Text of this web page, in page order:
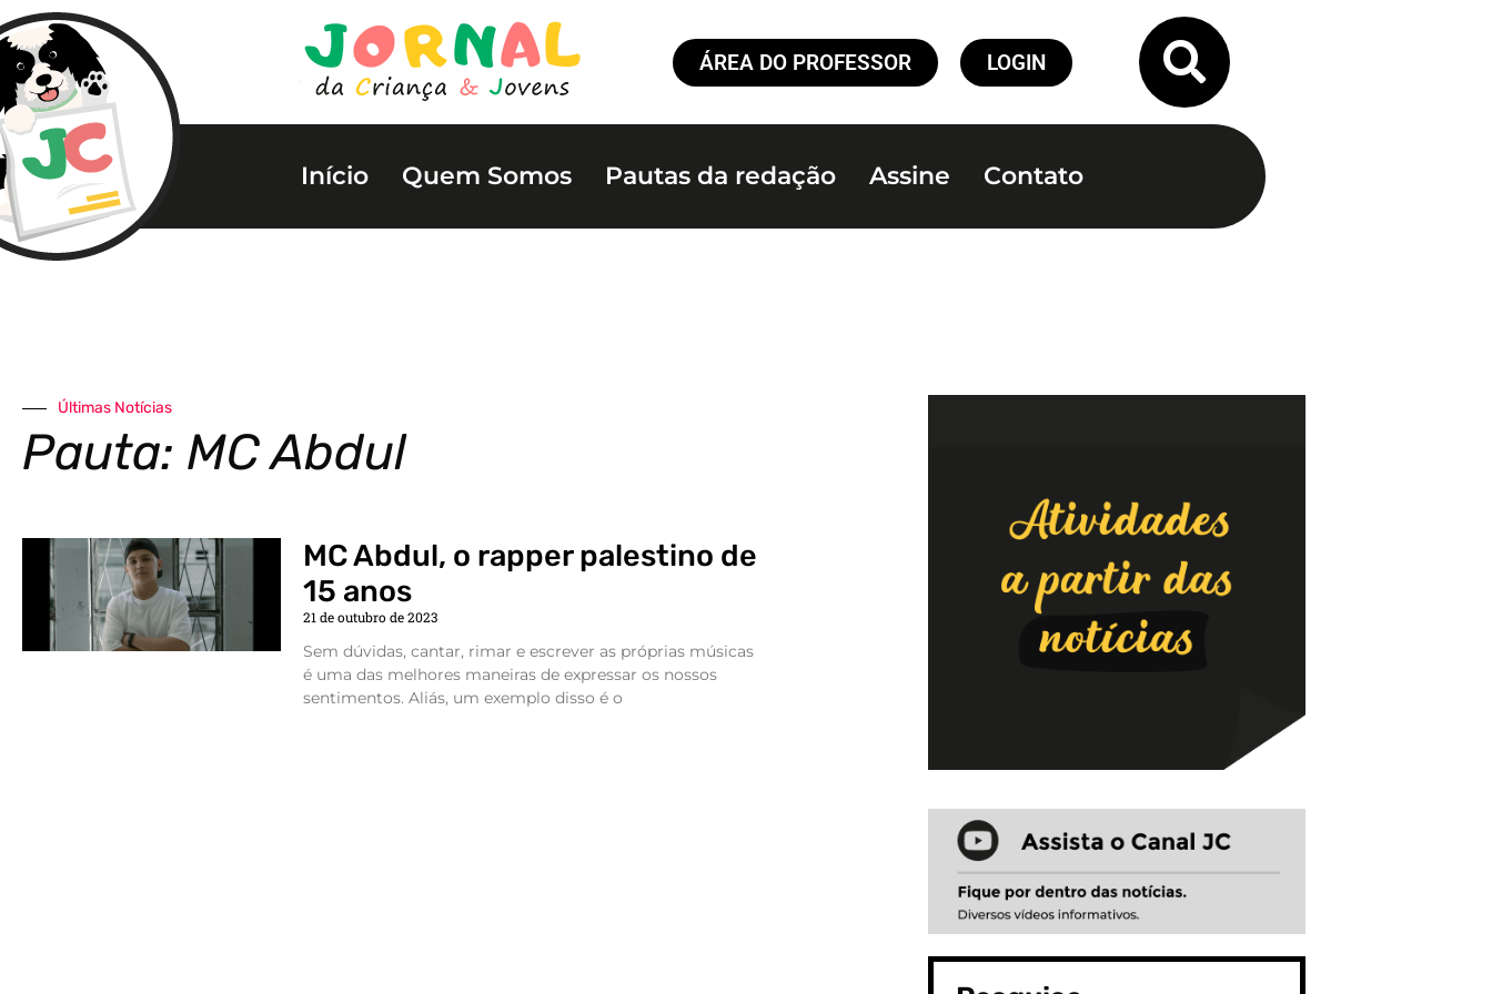
ÁREA DO PROFESSOR LOGIN
Início Quem Somos Pautas da redação Assine Contato
Últimas Notícias
Pauta: MC Abdul
MC Abdul, o rapper palestino de
15 anos
21 de outubro de 2023
Sem dúvidas, cantar, rimar e escrever as próprias músicas
é uma das melhores maneiras de expressar os nossos
sentimentos. Aliás, um exemplo disso é o